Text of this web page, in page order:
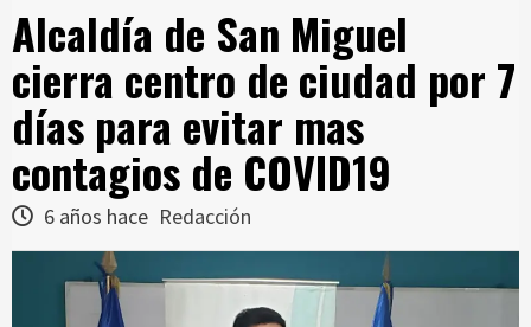
Alcaldía de San Miguel
cierra centro de ciudad por 7
días para evitar mas
contagios de COVID19
6 años hace Redacción